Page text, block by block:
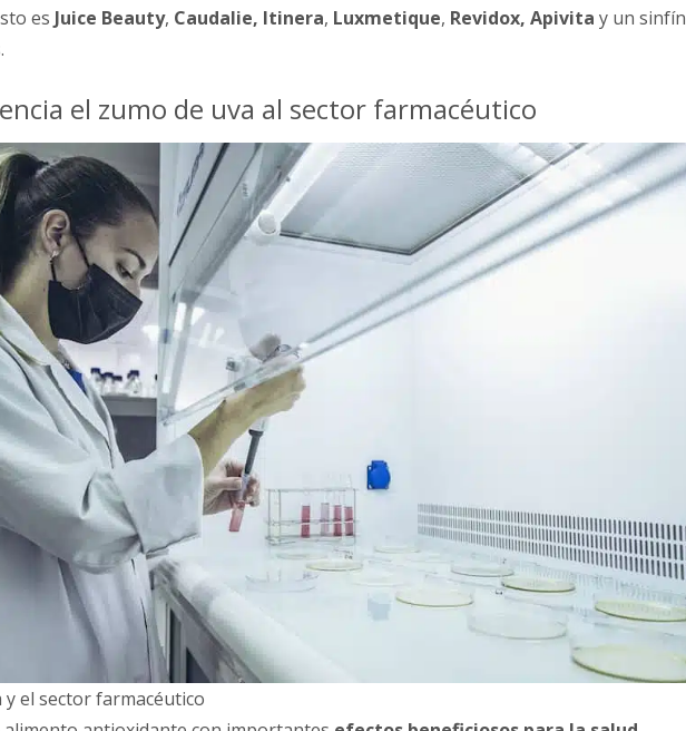
es Juice Beauty, Caudalie, Itinera, Luxmetique, Revidox, Apivita y un sinfín
el zumo de uva al sector farmacéutico
y el sector farmacéutico